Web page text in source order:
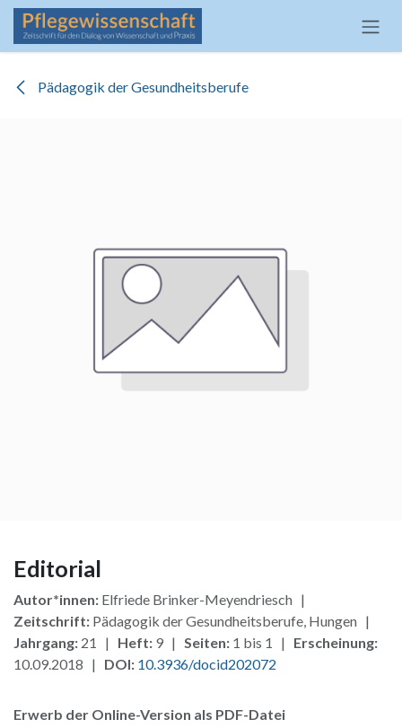
Zum Inhalt springen
Pädagogik der Gesundheitsberufe
Editorial
Autor*innen: Elfriede Brinker-Meyendriesch |
Zeitschrift: Pädagogik der Gesundheitsberufe, Hungen |
Jahrgang: 21 | Heft: 9 | Seiten: 1 bis 1 | Erscheinung:
10.09.2018 | DOI: 10.3936/docid202072
Erwerb der Online-Version als PDF-Datei